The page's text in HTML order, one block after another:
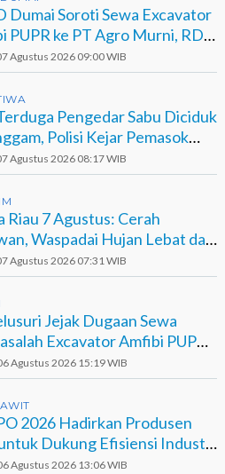
Dumai Soroti Sewa Excavator
PUPR ke PT Agro Murni, RDP
Agustus 2026 09:00 WIB
Pengedar Sabu Diciduk
Polisi Kejar Pemasok
GA
Agustus 2026 08:17 WIB
Riau 7 Agustus: Cerah
Waspadai Hujan Lebat dan
Agustus 2026 07:31 WIB
Jejak Dugaan Sewa
Excavator Amfibi PUPR
di Agro Murni
Agustus 2026 15:19 WIB
2026 Hadirkan Produsen
Dukung Efisiensi Industri
Agustus 2026 13:06 WIB